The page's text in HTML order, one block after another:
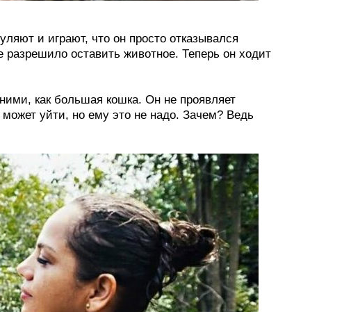
и играют, что он просто отказывался
оставить животное. Теперь он ходит
как большая кошка. Он не проявляет
уйти, но ему это не надо. Зачем? Ведь